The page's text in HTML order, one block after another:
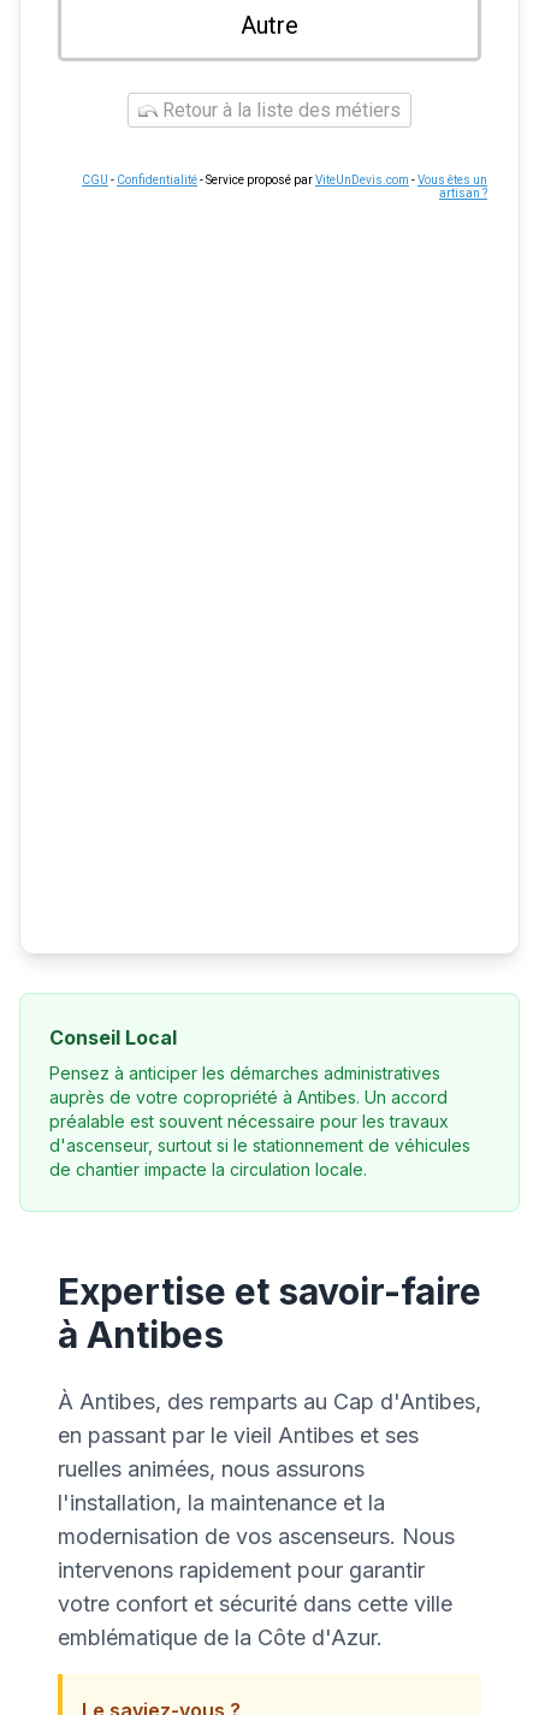
Expertise et savoir-faire
à Antibes
À Antibes, des remparts au Cap d'Antibes,
en passant par le vieil Antibes et ses
ruelles animées, nous assurons
l'installation, la maintenance et la
modernisation de vos ascenseurs. Nous
intervenons rapidement pour garantir
votre confort et sécurité dans cette ville
emblématique de la Côte d'Azur.
Le saviez-vous ?
Autre
Retour à la liste des métiers
CGU - Confidentialité- Service proposé parViteUnDevis.com -Vous êtes un
artisan ?
Conseil Local
Pensez à anticiper les démarches administratives
auprès de votre copropriété à Antibes. Un accord
préalable est souvent nécessaire pour les travaux
d'ascenseur, surtout si le stationnement de véhicules
de chantier impacte la circulation locale.